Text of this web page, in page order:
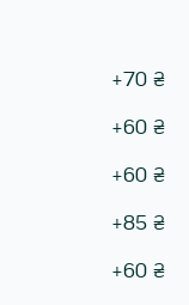
+70 ₴
+60 ₴
+60 ₴
+85 ₴
+60 ₴